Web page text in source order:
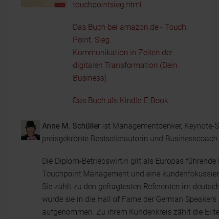
touchpointsieg.html
Das Buch bei amazon.de - Touch.
Point. Sieg.:
Kommunikation in Zeiten der
digitalen Transformation (Dein
Business)
Das Buch als Kindle-E-Book
Anne M. Schüller ist Managementdenker, Keynote-
preisgekrönte Bestsellerautorin und Businesscoach.
Die Diplom-Betriebswirtin gilt als Europas führende
Touchpoint Management und eine
Sie zählt zu den gefragtesten Referenten im
wurde sie in die Hall of Fame der German
aufgenommen. Zu ihrem Kundenkreis zählt die